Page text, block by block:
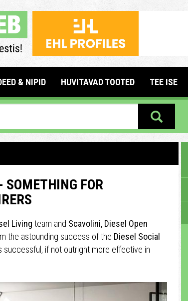
& NIPID HUVITAVAD TOOTED TEE ISE
SOMETHING FOR
Living team and Scavolini, Diesel Open
the astounding success of the Diesel Social
successful, if not outright more effective in